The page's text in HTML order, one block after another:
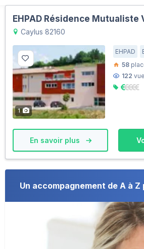
EHPAD Résidence Mutualiste
Caylus 82160
1
EHPAD
58
122
En savoir plus
Un accompagnement de A à